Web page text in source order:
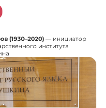
(1930–2020) — инициатор
института